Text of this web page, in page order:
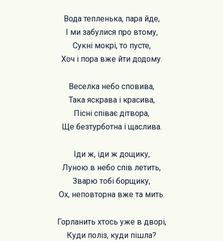
Вода тепленька, пара йде,
І ми забулися про втому,
Сукні мокрі, то пусте,
Хоч і пора вже йти додому.
Веселка небо сповива,
Така яскрава і красива,
Пісні співає дітвора,
Ще безтурботна і щаслива.
Іди ж, іди ж дощику,
Луною в небо спів летить,
Зварю тобі борщику,
Ох, неповторна вже та мить.
Горланить хтось уже в дворі,
Куди поліз, куди пішла?